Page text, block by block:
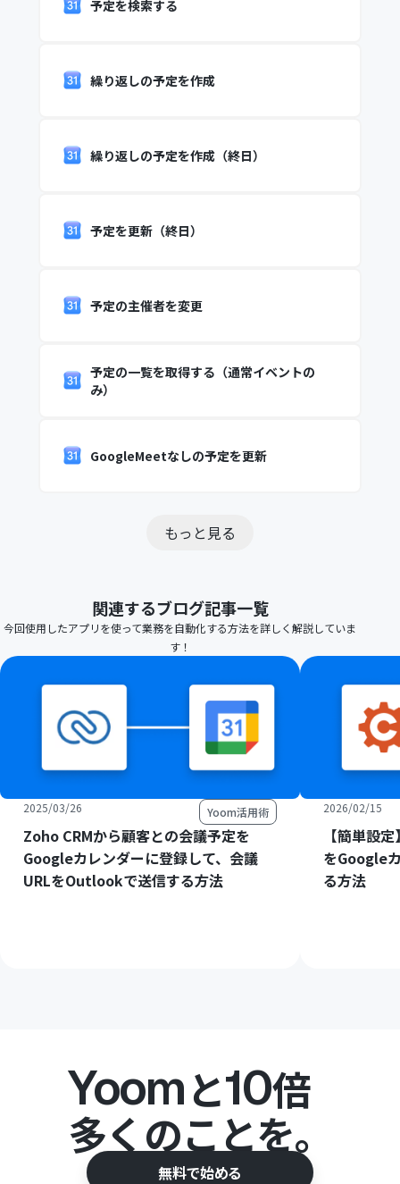
予定を検索する
繰り返しの予定を作成
繰り返しの予定を作成（終日）
予定を更新（終日）
予定の主催者を変更
予定の一覧を取得する（通常イベントの
み）
GoogleMeetなしの予定を更新
もっと見る
関連するブログ記事一覧
今回使用したアプリを使って業務を自動化する方法を詳しく解説していま
す！
2025/03/26 Yoom活用術
Zoho CRMから顧客との会議予定を
Googleカレンダーに登録して、会議
URLをOutlookで送信する方法
2026/02/15
【簡単設
をGoogle
る方法
Yoomと10倍
多くのことを。
無料で始める